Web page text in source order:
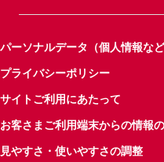
パーソナルデータ（個人情報な
プライバシーポリシー
サイトご利用にあたって
お客さまご利用端末からの情報
見やすさ・使いやすさの調整